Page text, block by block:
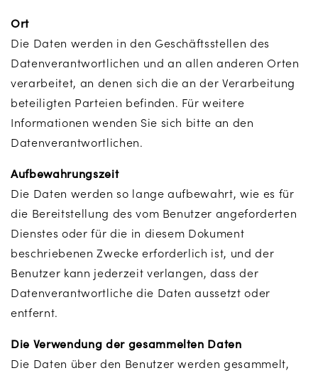
Ort
Die Daten werden in den Geschäftsstellen des
Datenverantwortlichen und an allen anderen Orten
verarbeitet, an denen sich die an der Verarbeitung
beteiligten Parteien befinden. Für weitere
Informationen wenden Sie sich bitte an den
Datenverantwortlichen.
Aufbewahrungszeit
Die Daten werden so lange aufbewahrt, wie es für
die Bereitstellung des vom Benutzer angeforderten
Dienstes oder für die in diesem Dokument
beschriebenen Zwecke erforderlich ist, und der
Benutzer kann jederzeit verlangen, dass der
Datenverantwortliche die Daten aussetzt oder
entfernt.
Die Verwendung der gesammelten Daten
Die Daten über den Benutzer werden gesammelt,